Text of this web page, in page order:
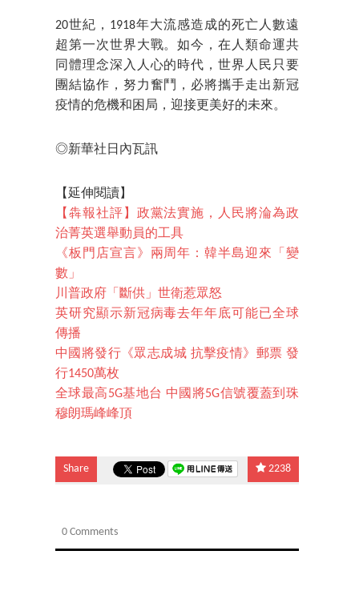
20世紀，1918年大流感造成的死亡人數遠
超第一次世界大戰。如今，在人類命運共
同體理念深入人心的時代，世界人民只要
團結協作，努力奮鬥，必將攜手走出新冠
疫情的危機和困局，迎接更美好的未來。
◎新華社日內瓦訊
【延伸閱讀】
【犇報社評】政黨法實施，人民將淪為政
治菁英選舉動員的工具
《板門店宣言》兩周年：韓半島迎來「變
數」
川普政府「斷供」世衛惹眾怒
英研究顯示新冠病毒去年年底可能已全球
傳播
中國將發行《眾志成城 抗擊疫情》郵票 發
行1450萬枚
全球最高5G基地台 中國將5G信號覆蓋到珠
穆朗瑪峰峰頂
Share 2238
0 Comments